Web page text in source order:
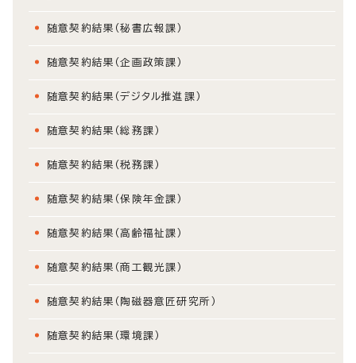
随意契約結果（秘書広報課）
随意契約結果（企画政策課）
随意契約結果（デジタル推進課）
随意契約結果（総務課）
随意契約結果（税務課）
随意契約結果（保険年金課）
随意契約結果（高齢福祉課）
随意契約結果（商工観光課）
随意契約結果（陶磁器意匠研究所）
随意契約結果（環境課）